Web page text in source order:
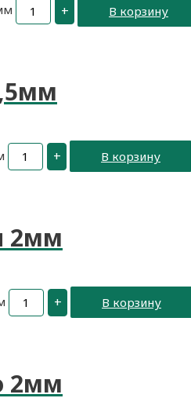
+ В корзину
+ В корзину
2мм
+ В корзину
2мм